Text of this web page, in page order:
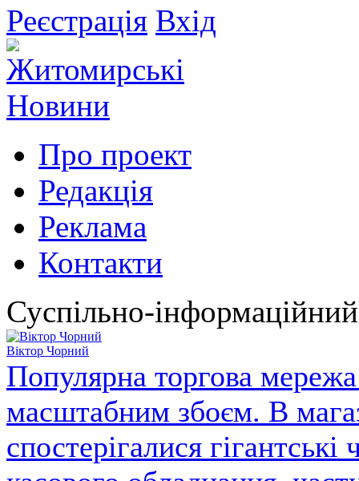
Реєстрація Вхід
Про проект
Редакція
Реклама
Контакти
Суспільно-
Віктор Чорний
Популярна торгова
масштабним збоєм. В
спостерігалися